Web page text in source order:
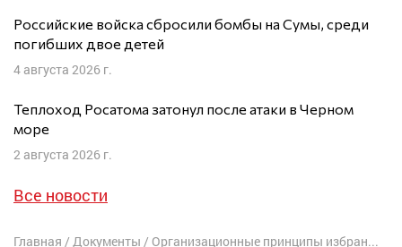
Российские войска сбросили бомбы на Сумы, среди
погибших двое детей
4 августа 2026 г.
Теплоход Росатома затонул после атаки в Черном
море
2 августа 2026 г.
Все новости
Главная / Документы / Организационные принципы избрания и деятельности Постоянного комитета Форума свободной России